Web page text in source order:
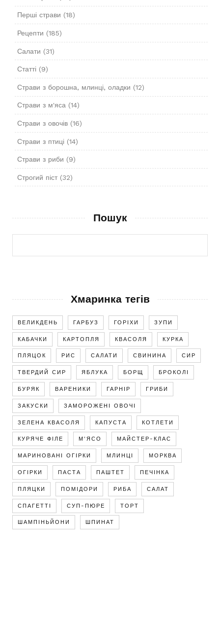
Перші страви (18)
Рецепти (185)
Салати (31)
Статті (9)
Страви з борошна, млинці, оладки (12)
Страви з м'яса(14)
Страви з овочів(16)
Страви з птиці (14)
Страви з риби (9)
Строгий піст(32)
Пошук
Хмаринка тегів
ВЕЛИКДЕНЬ ГАРБУЗ ГОРІХИ ЗУПИ
КАБАЧКИ КАРТОПЛЯ КВАСОЛЯ КУРКА
ПЛЯЦОК РИС САЛАТИ СВИНИНА СИР
ТВЕРДИЙ СИР ЯБЛУКА БОРЩ БРОКОЛІ
БУРЯК ВАРЕНИКИ ГАРНІР ГРИБИ
ЗАКУСКИ ЗАМОРОЖЕНІ ОВОЧІ
ЗЕЛЕНА КВАСОЛЯ КАПУСТА КОТЛЕТИ
КУРЯЧЕ ФІЛЕ М'ЯСО МАЙСТЕР-КЛАС
МАРИНОВАНІ ОГІРКИ МЛИНЦІ МОРКВА
ОГІРКИ ПАСТА ПАШТЕТ ПЕЧІНКА
ПЛЯЦКИ ПОМІДОРИ РИБА САЛАТ
СПАГЕТТІ СУП-ПЮРЕ ТОРТ
ШАМПІНЬЙОНИ ШПИНАТ